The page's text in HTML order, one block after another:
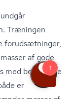
Træningen
forudsætninger,
af gode
med bevægelse
er